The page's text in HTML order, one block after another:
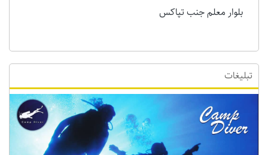
بلوار معلم جنب تپاکس
تبلیغات